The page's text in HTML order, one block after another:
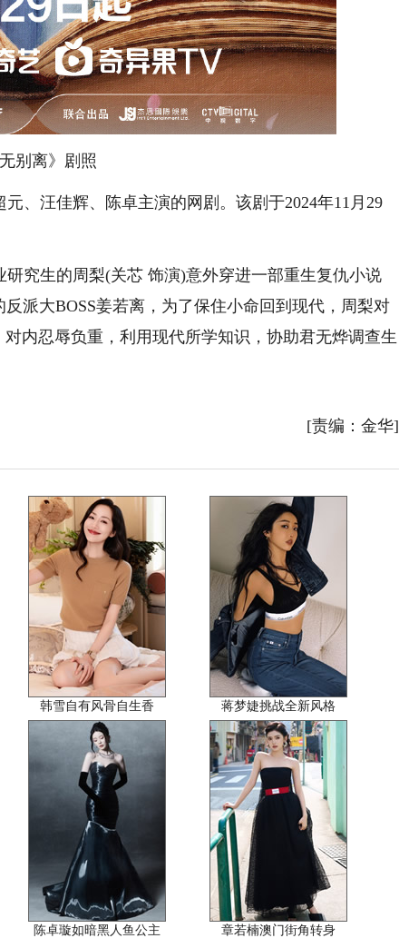
无别离》剧照
汪佳辉、陈卓主演的网剧。该剧于2024年11月29
究生的周梨(关芯 饰演)意外穿进一部重生复仇小说
派大BOSS姜若离，为了保住小命回到现代，周梨对
内忍辱负重，利用现代所学知识，协助君无烨调查生
[责编：金华]
韩雪自有风骨自生香 蒋梦婕挑战全新风格
陈卓璇如暗黑人鱼公主 章若楠澳门街角转身